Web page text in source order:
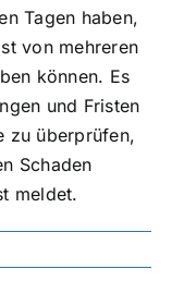
Tagen haben,
von mehreren
können. Es
und Fristen
zu überprüfen,
Schaden
meldet.